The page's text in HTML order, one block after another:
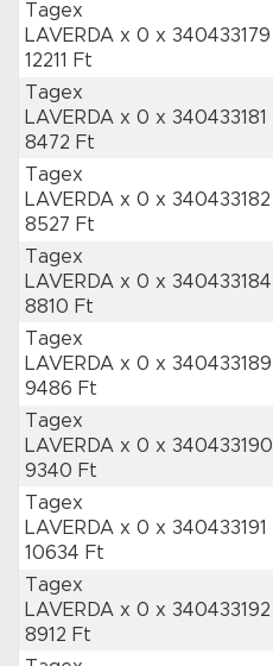
Tagex
LAVERDA x 0 x 340433179
12211 Ft
Tagex
LAVERDA x 0 x 340433181
8472 Ft
Tagex
LAVERDA x 0 x 340433182
8527 Ft
Tagex
LAVERDA x 0 x 340433184
8810 Ft
Tagex
LAVERDA x 0 x 340433189
9486 Ft
Tagex
LAVERDA x 0 x 340433190
9340 Ft
Tagex
LAVERDA x 0 x 340433191
10634 Ft
Tagex
LAVERDA x 0 x 340433192
8912 Ft